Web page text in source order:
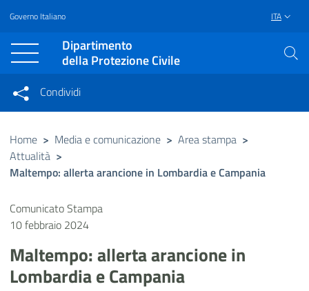
Vai al contenuto principale
Raggiungi il piè di pagina
Governo Italiano ITA
Dipartimento
della Protezione Civile
Condividi su Facebook
Condividi su Twitter
Condividi
Condividi sui social network
Home > Media e comunicazione > Area stampa >
Attualità >
Maltempo: allerta arancione in Lombardia e Campania
Comunicato Stampa
10 febbraio 2024
Maltempo: allerta arancione in
Lombardia e Campania